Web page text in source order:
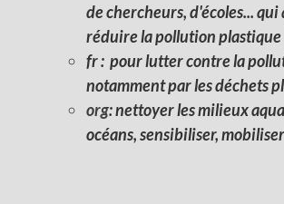
de chercheurs, d'écoles... qui
réduire la pollution plastique
fr : pour lutter contre la
notamment par les déchets
org: nettoyer les milieux
océans, sensibiliser, mobiliser